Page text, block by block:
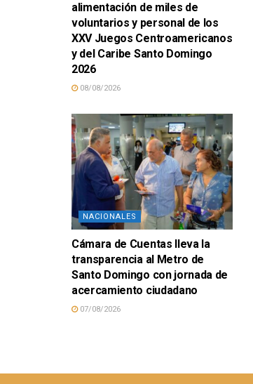
alimentación de miles de
voluntarios y personal de los
XXV Juegos Centroamericanos
y del Caribe Santo Domingo
2026
08/08/2026
NACIONALES
Cámara de Cuentas lleva la
transparencia al Metro de
Santo Domingo con jornada de
acercamiento ciudadano
07/08/2026